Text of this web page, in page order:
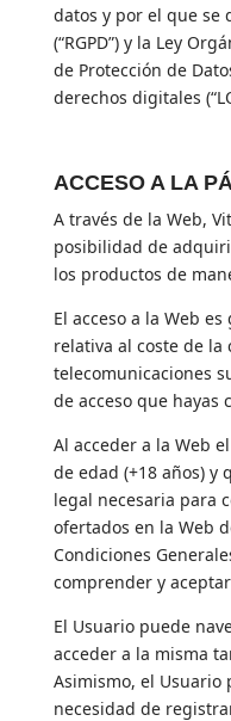
datos y por el que se
(“RGPD”) y la Ley
de Protección de
derechos digitales
ACCESO A LA
A través de la Web,
posibilidad de
los productos de
El acceso a la Web
relativa al coste de la
telecomunicaciones
de acceso que hayas
Al acceder a la Web
de edad (+18 años) y
legal necesaria para
ofertados en la Web
Condiciones
comprender y
El Usuario puede
acceder a la misma
Asimismo, el Usuario
necesidad de